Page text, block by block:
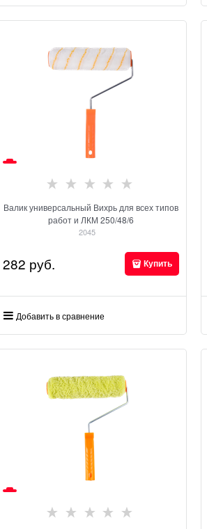
Валик универсальный Вихрь для всех типов
работ и ЛКМ 250/48/6
2045
282 руб. Купить
Добавить в сравнение